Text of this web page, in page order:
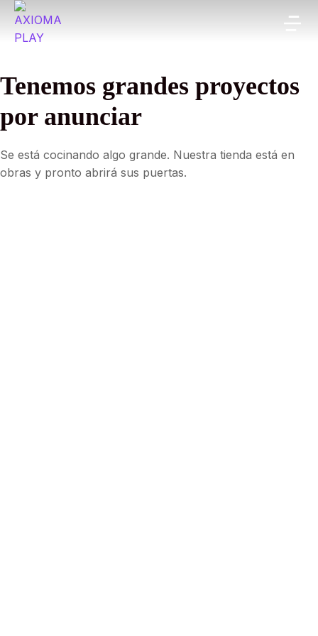
Tenemos grandes proyectos
por anunciar
Se está cocinando algo grande. Nuestra tienda está en
obras y pronto abrirá sus puertas.